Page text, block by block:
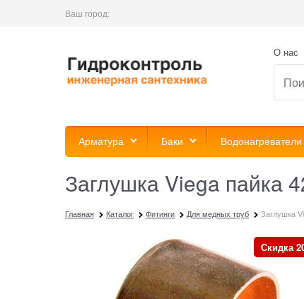
Ваш город:
О нас
Арматура Баки Водонагреватели
Заглушка Viega пайка
Главная Каталог Фитинги Для медных труб Заглушка
Скидка